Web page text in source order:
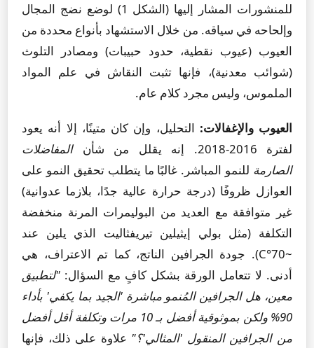
للمنشورات المشار إليها (الشكل 1) لوضع نضج المجال
وإلحاحه في سياقه. من خلال الاستشهاد بأنواع محددة من
العيوب (عيوب نقطية، حدود حبيبات) ومصادر التلوث
(شوائب معدنية)، فإنها تثبت النقاش في علم المواد
الملموس، وليس مجرد كلام عام.
العيوب والإغفالات: التحليل، وإن كان متينًا، إلا أنه يعود
لفترة 2016-2018. إنه يقلل من شأن
المفاضلات
الصارمة للنمو المباشر. غالبًا ما يتطلب تحقيق النمو على
العوازل ظروفًا (درجة حرارة عالية جدًا، بلازما عدوانية)
غير متوافقة مع العديد من البوليمرات المرنة منخفضة
التكلفة (مثل بولي إيثيلين تيريفثاليت الذي يلين عند
~70°C). جودة الجرافين الناتج، كما تم الاعتراف، هي
أدنى. لا تتعامل الورقة بشكل كافٍ مع السؤال: "لتطبيق
معين، هل الجرافين المُنمو مباشرة 'الجيد بما يكفي' بأداء
90% ولكن بموثوقية أفضل بـ 10 مرات وتكلفة أقل أفضل
من الجرافين المنقول 'المثالي'؟" علاوة على ذلك، فإنها